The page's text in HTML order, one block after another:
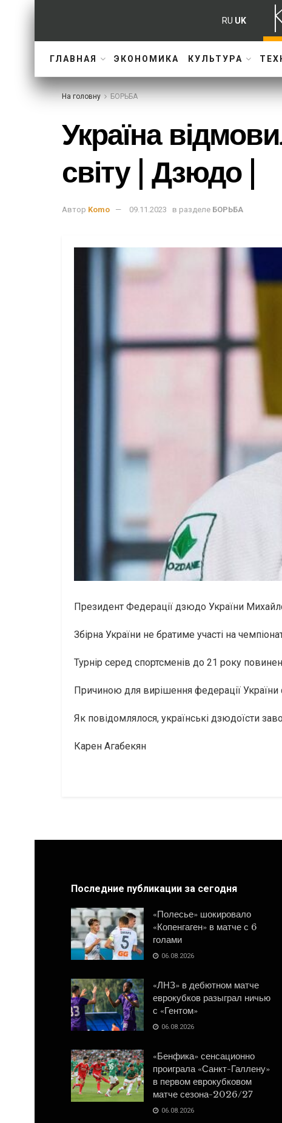
RU UK
ГЛАВНАЯ ЭКОНОМИКА КУЛЬТУРА
На головну БОРЬБА
Україна
світу | Дзюдо |
Автор Komo 09.11.2023 в разделе БОРЬБА
Президент Федерації дзюдо України
Збірна України не братиме участі на
Турнір серед спортсменів до 21 року
Причиною для вирішення федерації України
Як повідомлялося, українські дзюдоїсти
Карен Агабекян
Последние публикации за сегодня
«Полесье» шокировало
«Копенгаген» в матче с 6
голами
06.08.2026
«ЛНЗ» в дебютном матче
еврокубков разыграл ничью
с «Гентом»
06.08.2026
«Бенфика» сенсационно
проиграла «Санкт-Галлену»
в первом еврокубковом
матче сезона-2026/27
06.08.2026